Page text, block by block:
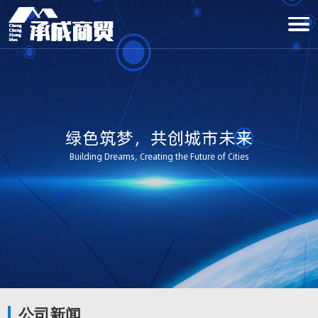
绿色筑梦，共创城市未来
Building Dreams, Creating the Future of Cities